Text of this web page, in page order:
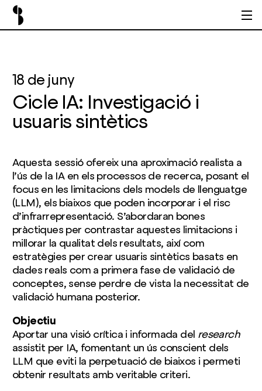
18 de juny
Cicle IA: Investigació i
usuaris sintètics
Aquesta sessió ofereix una aproximació realista a
l’ús de la IA en els processos de recerca, posant el
focus en les limitacions dels models de llenguatge
(LLM), els biaixos que poden incorporar i el risc
d’infrarrepresentació. S’abordaran bones
pràctiques per contrastar aquestes limitacions i
millorar la qualitat dels resultats, així com
estratègies per crear usuaris sintètics basats en
dades reals com a primera fase de validació de
conceptes, sense perdre de vista la necessitat de
validació humana posterior.
Objectiu
Aportar una visió crítica i informada del research
assistit per IA, fomentant un ús conscient dels
LLM que eviti la perpetuació de biaixos i permeti
obtenir resultats amb veritable criteri.